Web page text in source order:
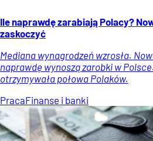
Ile naprawdę zarabiają Polacy?
zaskoczyć
Mediana wynagrodzeń wzrosła.
naprawdę wynoszą zarobki w
otrzymywała połowa Polaków.
PracaFinanse i banki